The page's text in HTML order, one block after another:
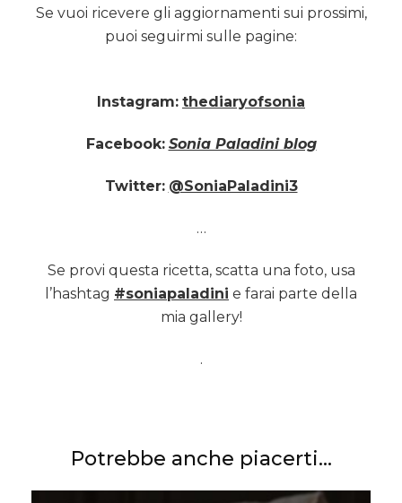
Se vuoi ricevere gli aggiornamenti sui prossimi,
puoi seguirmi sulle pagine:
Instagram: thediaryofsonia
Facebook: Sonia Paladini blog
Twitter: @SoniaPaladini3
…
Se provi questa ricetta, scatta una foto, usa
l’hashtag #soniapaladini e farai parte della
mia gallery!
.
Potrebbe anche piacerti...